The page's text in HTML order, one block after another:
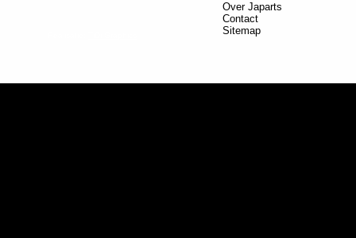
Over Japarts
Contact
Sitemap